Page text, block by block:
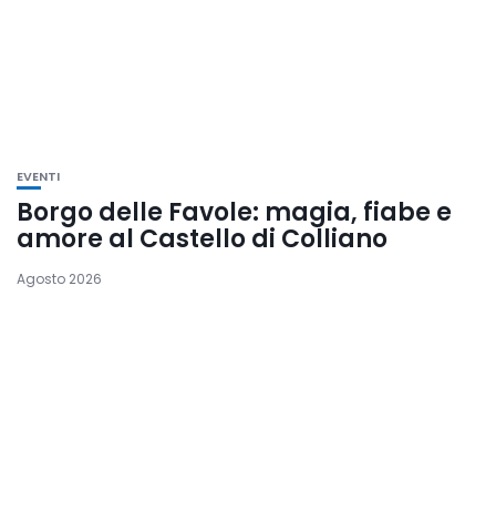
EVENTI
Borgo delle Favole: magia, fiabe e
amore al Castello di Colliano
Agosto 2026